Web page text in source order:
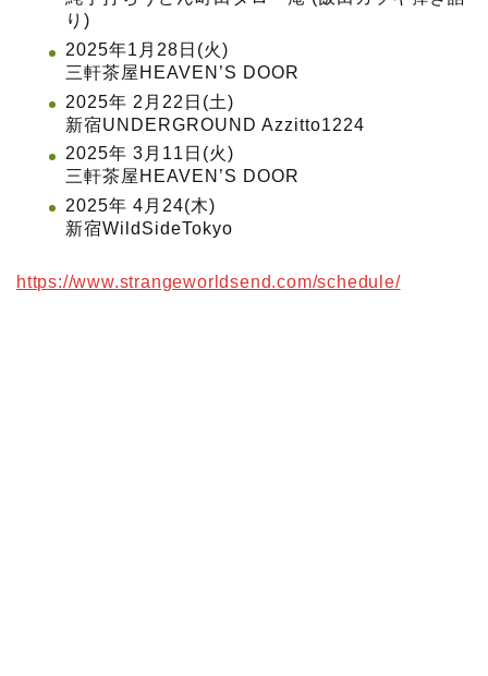
り)
2025年1月28日(火)
三軒茶屋HEAVEN’S DOOR
2025年 2月22日(土)
新宿UNDERGROUND Azzitto1224
2025年 3月11日(火)
三軒茶屋HEAVEN’S DOOR
2025年 4月24(木)
新宿WildSideTokyo
https://www.strangeworldsend.com/schedule/